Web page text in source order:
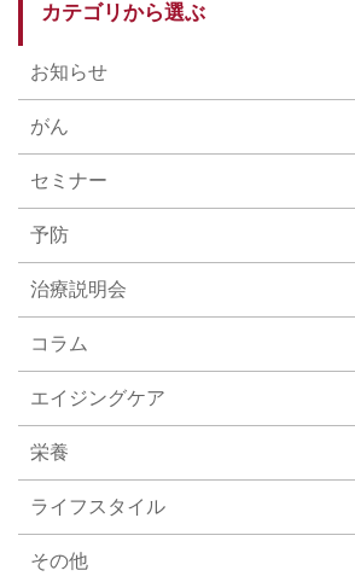
カテゴリから選ぶ
お知らせ
がん
セミナー
予防
治療説明会
コラム
エイジングケア
栄養
ライフスタイル
その他